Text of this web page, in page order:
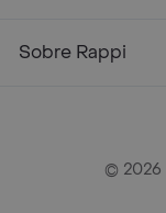
Sobre Rappi
© 2026